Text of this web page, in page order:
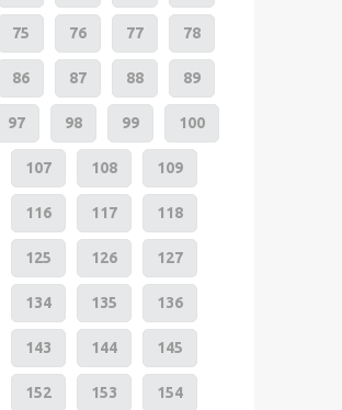
75 76 77 78
86 87 88 89
97 98 99 100
107 108 109
116 117 118
125 126 127
134 135 136
143 144 145
152 153 154